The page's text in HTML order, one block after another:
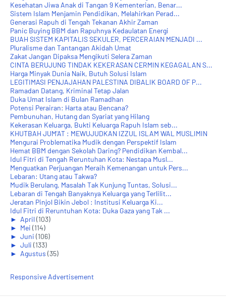
Kesehatan Jiwa Anak di Tangan 9 Kementerian, Benar...
Sistem Islam Menjamin Pendidikan, Melahirkan Perad...
Generasi Rapuh di Tengah Tekanan Akhir Zaman
Panic Buying BBM dan Rapuhnya Kedaulatan Energi
BUAH SISTEM KAPITALIS SEKULER, PERCERAIAN MENJADI ...
Pluralisme dan Tantangan Akidah Umat
Zakat Jangan Dipaksa Mengikuti Selera Zaman
CINTA BERUJUNG TINDAK KEKERASAN CERMIN KEGAGALAN S...
Harga Minyak Dunia Naik, Butuh Solusi Islam
LEGITIMASI PENJAJAHAN PALESTINA DIBALIK BOARD OF P...
Ramadan Datang, Kriminal Tetap Jalan
Duka Umat Islam di Bulan Ramadhan
Potensi Perairan: Harta atau Bencana?
Pembunuhan, Hutang dan Syariat yang Hilang
Kekerasan Keluarga, Bukti Keluarga Rapuh Islam seb...
KHUTBAH JUM'AT : MEWUJUDKAN IZZUL ISLAM WAL MUSLIMIN
Mengurai Problematika Mudik dengan Perspektif Islam
Hemat BBM dengan Sekolah Daring? Pendidikan Kembal...
Idul Fitri di Tengah Reruntuhan Kota: Nestapa Musl...
Menguatkan Perjuangan Meraih Kemenangan untuk Pers...
Lebaran: Utang atau Takwa?
Mudik Berulang, Masalah Tak Kunjung Tuntas, Solusi...
Lebaran di Tengah Banyaknya Keluarga yang Terlilit...
Jeratan Pinjol Bikin Jebol : Institusi Keluarga Ki...
Idul Fitri di Reruntuhan Kota: Duka Gaza yang Tak ...
► April(103)
► Mei (114)
► Juni (106)
► Juli (133)
► Agustus (35)
Responsive Advertisement